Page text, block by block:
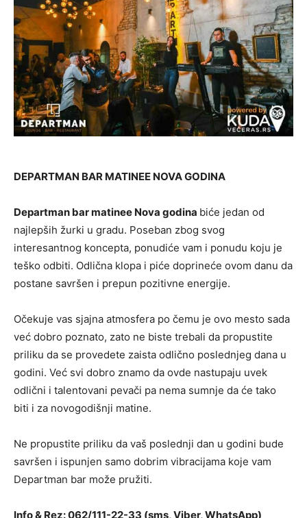
DEPARTMAN BAR MATINEE NOVA GODINA
Departman bar matinee Nova godina biće jedan od
najlepših žurki u gradu. Poseban zbog svog
interesantnog koncepta, ponudiće vam i ponudu koju je
teško odbiti. Odlična klopa i piće doprineće ovom danu da
postane savršen i prepun pozitivne energije.
Očekuje vas sjajna atmosfera po čemu je ovo mesto sada
već dobro poznato, zato ne biste trebali da propustite
priliku da se provedete zaista odlično poslednjeg dana u
godini. Već svi dobro znamo da ovde nastupaju uvek
odlični i talentovani pevači pa nema sumnje da će tako
biti i za novogodišnji matine.
Ne propustite priliku da vaš poslednji dan u godini bude
savršen i ispunjen samo dobrim vibracijama koje vam
Departman bar može pružiti.
Info & Rez: 062/111-22-33 (sms, Viber, WhatsApp)